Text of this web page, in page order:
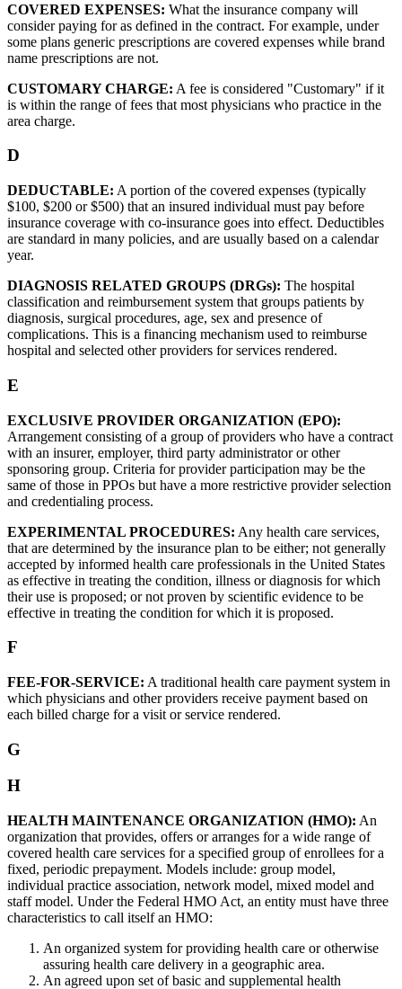
COVERED EXPENSES: What the insurance company will
consider paying for as defined in the contract. For example, under
some plans generic prescriptions are covered expenses while brand
name prescriptions are not.
CUSTOMARY CHARGE: A fee is considered "Customary" if it
is within the range of fees that most physicians who practice in the
area charge.
D
DEDUCTABLE: A portion of the covered expenses (typically
$100, $200 or $500) that an insured individual must pay before
insurance coverage with co-insurance goes into effect. Deductibles
are standard in many policies, and are usually based on a calendar
year.
DIAGNOSIS RELATED GROUPS (DRGs): The hospital
classification and reimbursement system that groups patients by
diagnosis, surgical procedures, age, sex and presence of
complications. This is a financing mechanism used to reimburse
hospital and selected other providers for services rendered.
E
EXCLUSIVE PROVIDER ORGANIZATION (EPO):
Arrangement consisting of a group of providers who have a contract
with an insurer, employer, third party administrator or other
sponsoring group. Criteria for provider participation may be the
same of those in PPOs but have a more restrictive provider selection
and credentialing process.
EXPERIMENTAL PROCEDURES: Any health care services,
that are determined by the insurance plan to be either; not generally
accepted by informed health care professionals in the United States
as effective in treating the condition, illness or diagnosis for which
their use is proposed; or not proven by scientific evidence to be
effective in treating the condition for which it is proposed.
F
FEE-FOR-SERVICE: A traditional health care payment system in
which physicians and other providers receive payment based on
each billed charge for a visit or service rendered.
G
H
HEALTH MAINTENANCE ORGANIZATION (HMO): An
organization that provides, offers or arranges for a wide range of
covered health care services for a specified group of enrollees for a
fixed, periodic prepayment. Models include: group model,
individual practice association, network model, mixed model and
staff model. Under the Federal HMO Act, an entity must have three
characteristics to call itself an HMO:
An organized system for providing health care or otherwise
assuring health care delivery in a geographic area.
An agreed upon set of basic and supplemental health